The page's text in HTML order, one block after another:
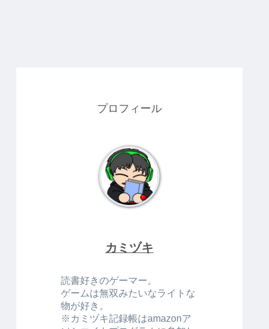
プロフィール
カミヅキ
読書好きのゲーマー。
ゲームは無双みたいなライトな
物が好き。
※カミヅキ記録帳はamazonア